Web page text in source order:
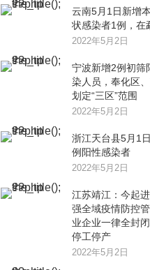
云南5月1日新增
状感染者1例，在
2022年5月2日
宁波新增2例初筛
染人员，奉化区
划定“三区”范围
2022年5月2日
浙江天台县5月1
例阳性感染者
2022年5月2日
江苏靖江：今起
强全域疫情防控
业企业一律全封
停工停产
2022年5月2日